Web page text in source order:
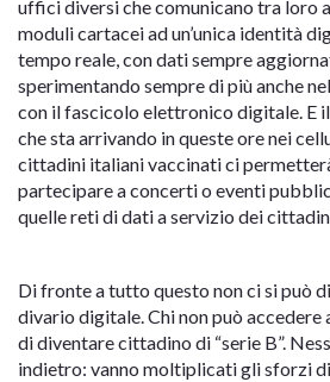
uffici diversi che comunicano tra loro
moduli cartacei ad un’unica identità
tempo reale, con dati sempre
sperimentando sempre di più anche
con il fascicolo elettronico digitale. E
che sta arrivando in queste ore nei
cittadini italiani vaccinati ci
partecipare a concerti o eventi
quelle reti di dati a servizio dei
Di fronte a tutto questo non ci si può
divario digitale. Chi non può
di diventare cittadino di “serie B”.
indietro: vanno moltiplicati gli sforzi